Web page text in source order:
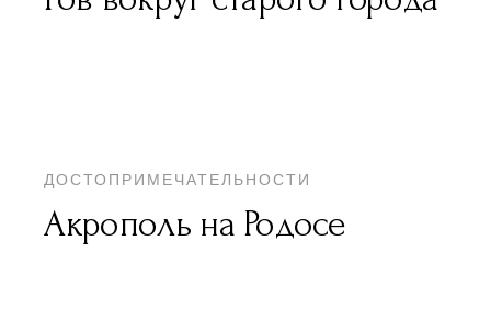
ДОСТОПРИМЕЧАТЕЛЬНОСТИ
Акрополь на Родосе